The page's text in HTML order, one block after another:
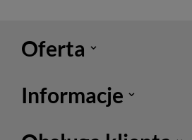
Oferta
Informacje